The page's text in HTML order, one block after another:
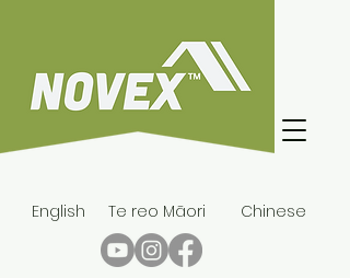
English Te reo Māori Chinese